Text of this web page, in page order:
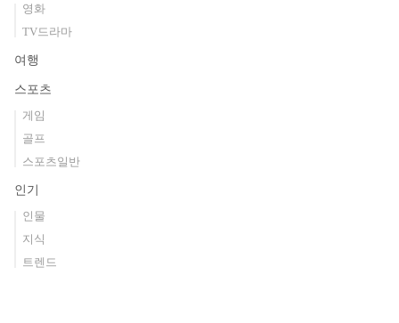
영화
TV드라마
여행
스포츠
게임
골프
스포츠일반
인기
인물
지식
트렌드